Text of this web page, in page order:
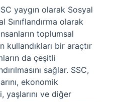
yaygın olarak Sosyal
Sınıflandırma olarak
toplumsal
kullandıkları bir araçtır
da çeşitli
sağlar. SSC,
ekonomik
yaşlarını ve diğer